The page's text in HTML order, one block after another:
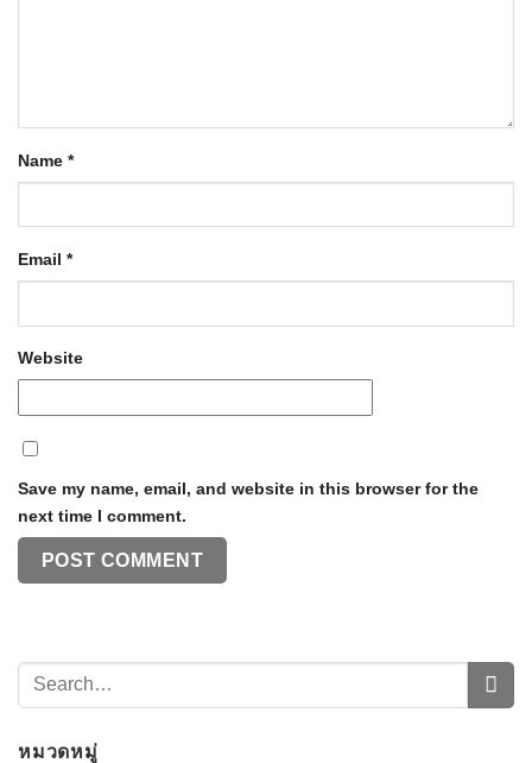
Name *
Email *
Website
Save my name, email, and website in this browser for the
next time I comment.
หมวดหมู่